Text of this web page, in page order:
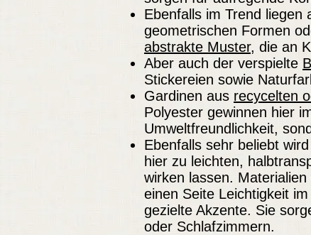
Ebenfalls im Trend liegen
geometrischen Formen
abstrakte Muster, die an
Aber auch der verspielte
Stickereien sowie
Gardinen aus recycelten
Polyester gewinnen hier
Umweltfreundlichkeit,
Ebenfalls sehr beliebt
hier zu leichten,
wirken lassen.
einen Seite Leichtigkeit
gezielte Akzente. Sie
oder Schlafzimmern.